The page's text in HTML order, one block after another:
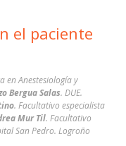
el paciente
en Anestesiología y
Bergua Salas. DUE.
. Facultativo especialista
Mur Til. Facultativo
San Pedro. Logroño